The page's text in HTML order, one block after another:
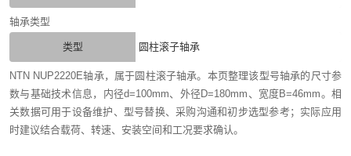
轴承类型
类型 圆柱滚子轴承
NTN NUP2220E轴承，属于圆柱滚子轴承。本页整理该型号轴承的尺寸参
数与基础技术信息，内径d=100mm、外径D=180mm、宽度B=46mm。相
关数据可用于设备维护、型号替换、采购沟通和初步选型参考；实际应用
时建议结合载荷、转速、安装空间和工况要求确认。